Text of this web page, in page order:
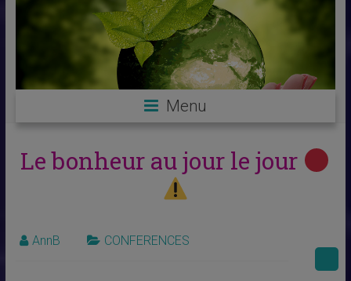
Menu
Le bonheur au jour le jour
AnnB CONFERENCES